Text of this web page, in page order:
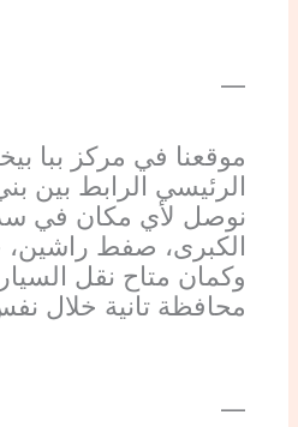
—
موقعنا في مركز ببا
الرئيسي الرابط بين
نوصل لأي مكان في
الكبرى، صفط راشين،
وكمان متاح نقل
محافظة تانية خلال
—